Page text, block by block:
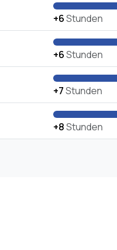
+6Stunden
+6Stunden
+7Stunden
+8Stunden